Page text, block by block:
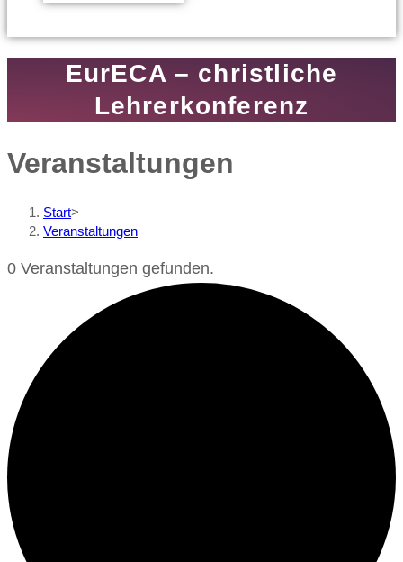
EurECA – christliche
Lehrerkonferenz
Veranstaltungen
Start>
Veranstaltungen
0 Veranstaltungen gefunden.